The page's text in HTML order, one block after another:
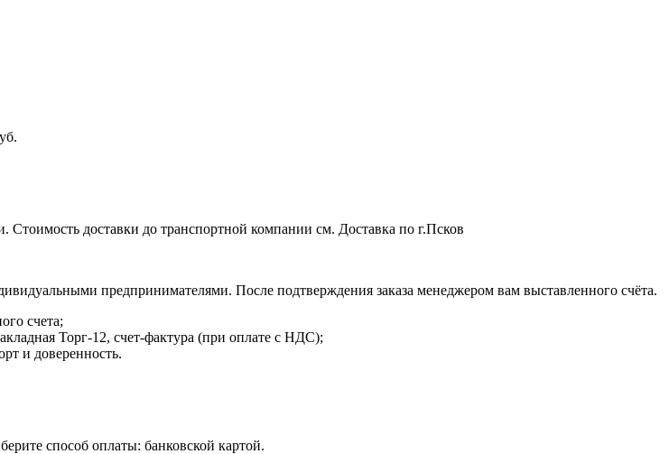
доставки до транспортной компании см. Доставка по г.Псков
предпринимателями. После подтверждения заказа менеджером вам выставленного счёта.
счета;
Торг-12, счет-фактура (при оплате с НДС);
и доверенность.
способ оплаты: банковской картой.